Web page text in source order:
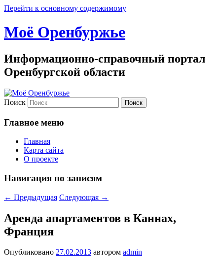
Перейти к основному содержимому
Моё Оренбуржье
Информационно-справочный портал
Оренбургской области
Поиск
Главное меню
Главная
Карта сайта
О проекте
Навигация по записям
← Предыдущая Следующая →
Аренда апартаментов в Каннах,
Франция
Опубликовано 27.02.2013 автором admin